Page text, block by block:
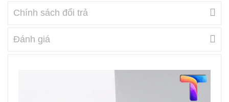
Chính sách đổi trả
Đánh giá